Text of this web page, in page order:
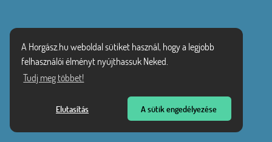
A Horgász.hu weboldal sütiket használ, hogy a legjobb
felhasználói élményt nyújthassuk Neked.
Tudj meg többet!
Elutasítás A sütik engedélyezése